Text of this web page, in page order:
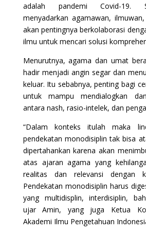
adalah pandemi Covid-19.
menyadarkan agamawan,
akan pentingnya berkolaborasi
ilmu untuk mencari solusi
Menurutnya, agama dan umat
hadir menjadi angin segar dan
keluar. Itu sebabnya, penting bagi
untuk mampu mendialogkan
antara nash, rasio-intelek, dan
“Dalam konteks itulah maka
pendekatan monodisiplin tak bisa
dipertahankan karena akan
atas ajaran agama yang
realitas dan relevansi dengan
Pendekatan monodisiplin harus
yang multidisplin, interdisiplin,
ujar Amin, yang juga Ketua
Akademi Ilmu Pengetahuan